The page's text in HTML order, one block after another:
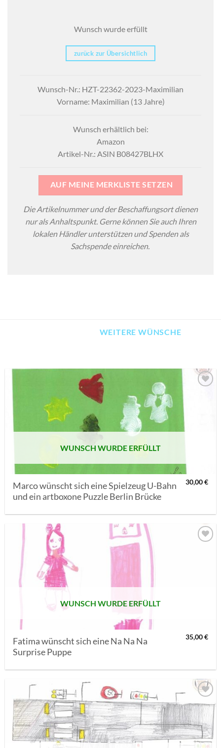
Wunsch wurde erfüllt
zurück zur Übersichtlich
Wunsch-Nr.: HZT-22362-2023-Maximilian
Vorname: Maximilian (13 Jahre)
Wunsch erhältlich bei:
Amazon
Artikel-Nr.: ASIN B08427BLHX
AUF MEINE MERKLISTE SETZEN
Die Artikelnummer und der Beschaffungsort dienen
nur als Anhaltspunkt. Gerne können Sie auch Ihren
lokalen Händler unterstützen und Spenden als
Sachspende einreichen.
WEITERE WÜNSCHE
AUF MEINE
MERKLISTE
SETZEN
WUNSCH WURDE ERFÜLLT
Marco wünscht sich eine Spielzeug U-Bahn
und ein artboxone Puzzle Berlin Brücke
30,00€
WUNSCH WURDE ERFÜLLT
Fatima wünscht sich eine Na Na Na
Surprise Puppe
35,00€
AUF MEINE
MERKLISTE
SETZEN